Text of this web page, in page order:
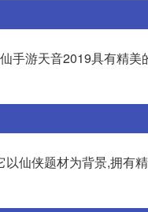
手游天音2019具有精
仙侠题材为背景,拥有